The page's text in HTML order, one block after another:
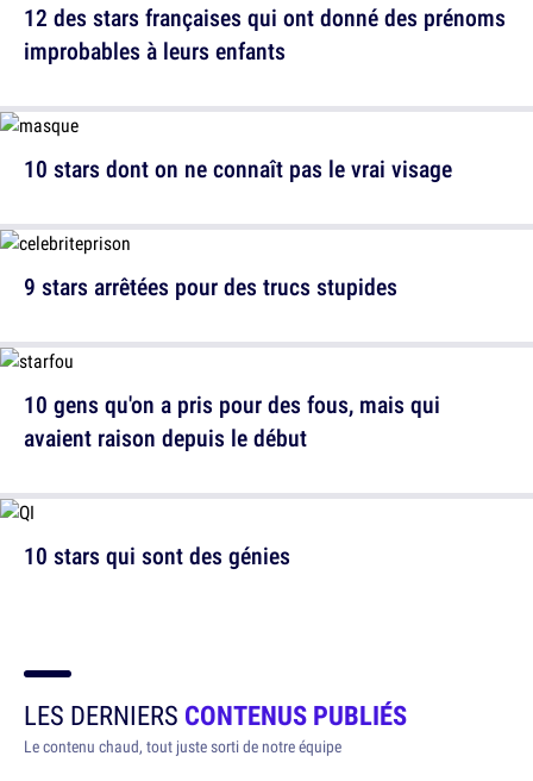
10 stars dont on ne connaît pas le vrai visage
10 gens qu'on a pris pour des fous, mais qui
avaient raison depuis le début
10 stars qui sont des génies
12 des stars françaises qui ont donné des prénoms
improbables à leurs enfants
9 stars arrêtées pour des trucs stupides
LES DERNIERS CONTENUS PUBLIÉS
Le contenu chaud, tout juste sorti de notre équipe